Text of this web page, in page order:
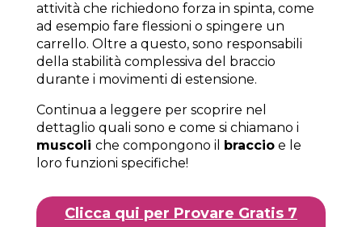
attività che richiedono forza in spinta, come
ad esempio fare flessioni o spingere un
carrello. Oltre a questo, sono responsabili
della stabilità complessiva del braccio
durante i movimenti di estensione.
Continua a leggere per scoprire nel
dettaglio quali sono e come si chiamano i
muscoli che compongono il braccioe le
loro funzioni specifiche!
Clicca qui per Provare Gratis 7